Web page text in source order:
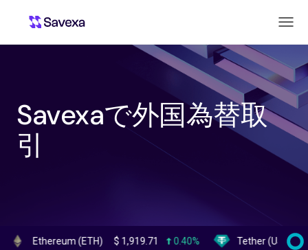
Savexaで外国為替取
引
Ethereum (ETH) $1,919.71 0.40% Tether (USDT) $